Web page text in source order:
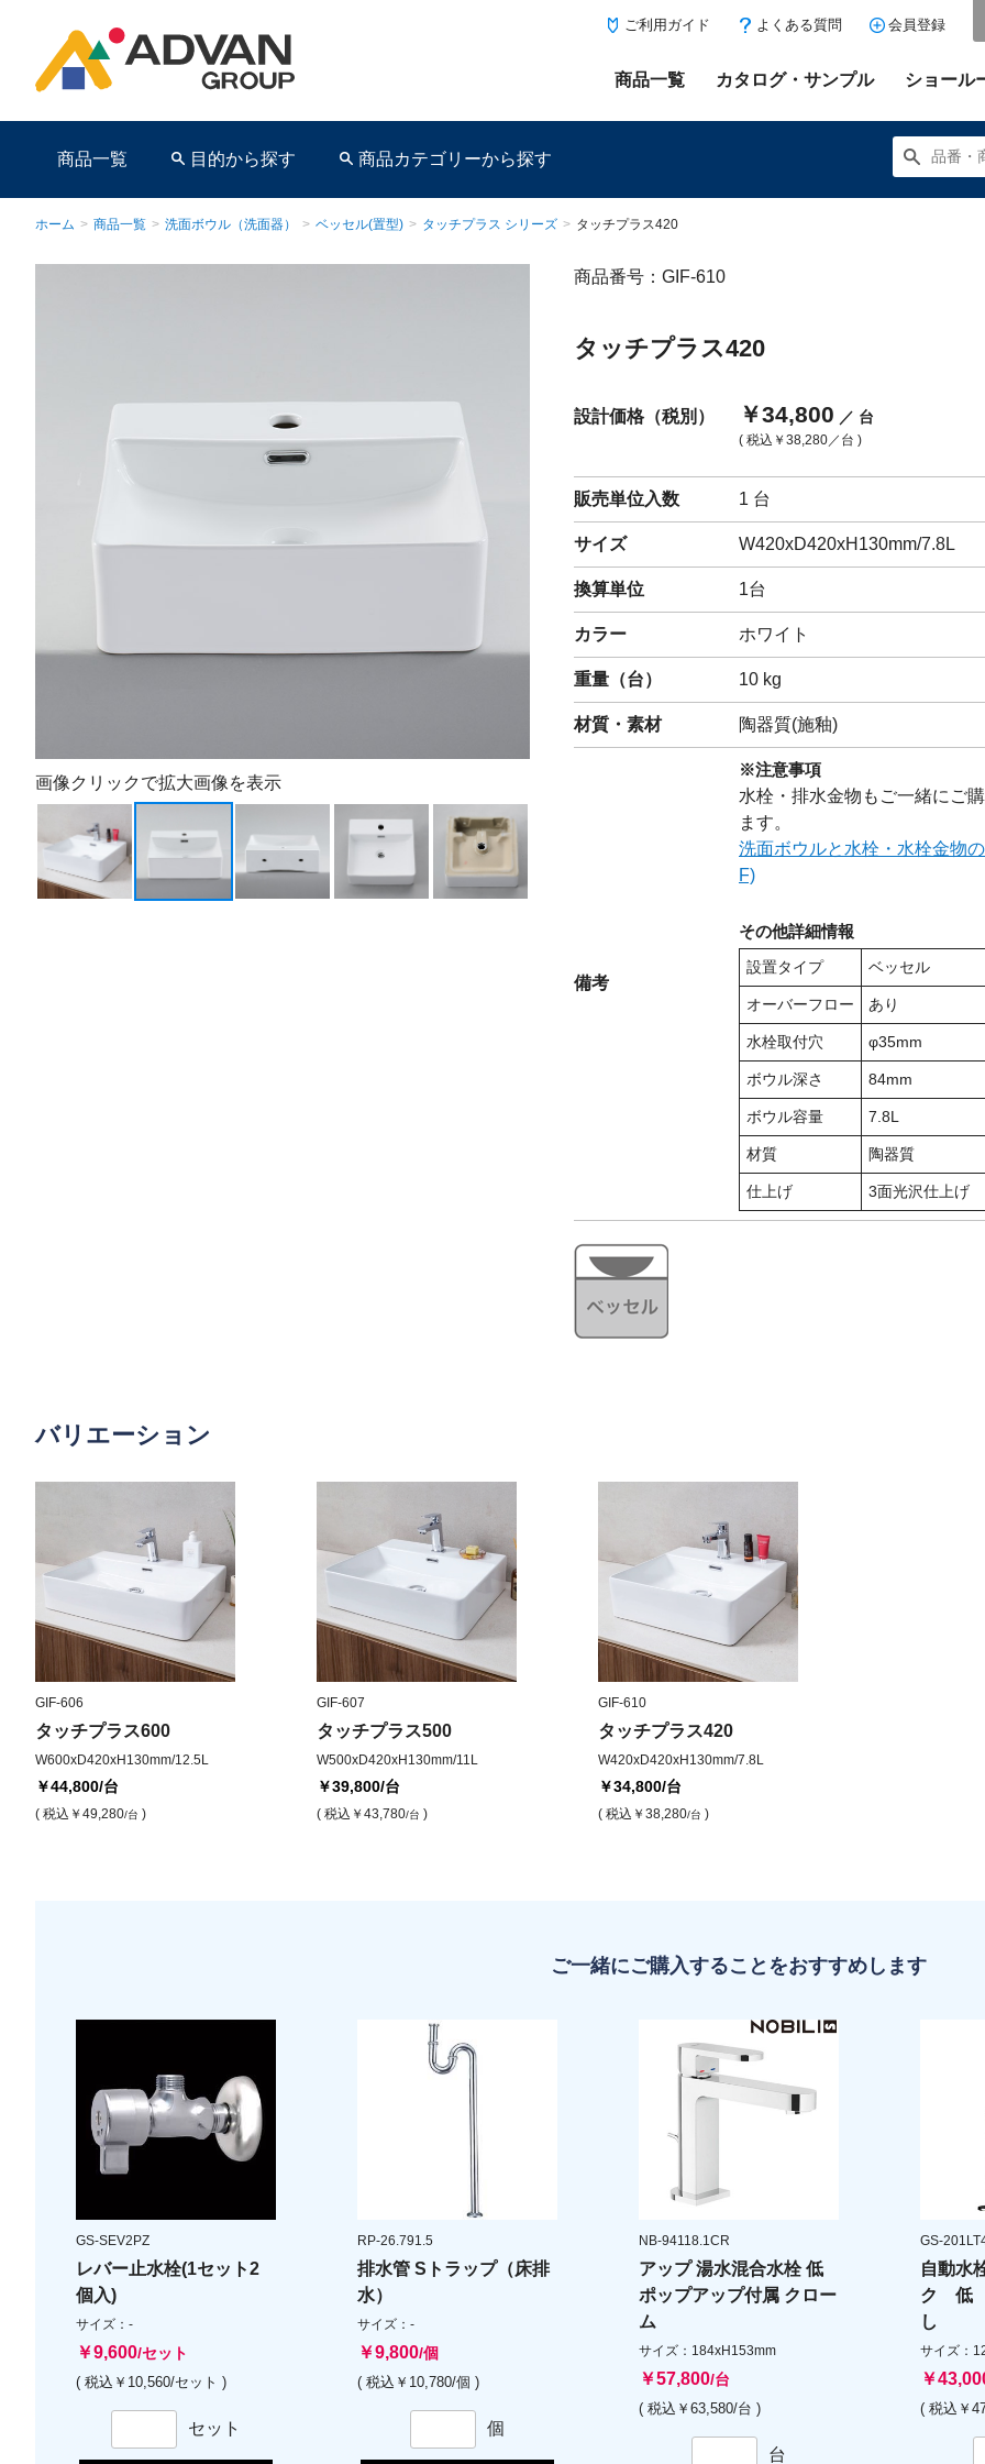
ご利用ガイド よくある質問 会員登録
商品一覧 カタログ・サンプル ショール
商品一覧 目的から探す 商品カテゴリーから探す
ホーム > 商品一覧 > 洗面ボウル（洗面器） > ベッセル(置型) > タッチプラス シリーズ > タッチプラス420
画像クリックで拡大画像を表示
商品番号：GIF-610
タッチプラス420
設計価格（税別） ￥34,800 ／ 台
( 税込 ￥38,280／台 )
販売単位入数 1 台
サイズ W420xD420xH130mm/7.8L
換算単位 1台
カラー ホワイト
重量（台） 10 kg
材質・素材 陶器質(施釉)
備考
※注意事項
水栓・排水金物もご一緒にご
ます。
洗面ボウルと水栓・水栓金物
F)
その他詳細情報
設置タイプ ベッセル
オーバーフロー あり
水栓取付穴 φ35mm
ボウル深さ 84mm
ボウル容量 7.8L
材質 陶器質
仕上げ 3面光沢仕上げ
バリエーション
GIF-606
タッチプラス600
W600xD420xH130mm/12.5L
￥44,800/台
( 税込 ￥49,280/台 )
GIF-607
タッチプラス500
W500xD420xH130mm/11L
￥39,800/台
( 税込 ￥43,780/台 )
GIF-610
タッチプラス420
W420xD420xH130mm/7.8L
￥34,800/台
( 税込 ￥38,280/台 )
ご一緒にご購入することをおすすめします
GS-SEV2PZ
レバー止水栓(1セット2
個入)
サイズ：-
￥9,600/セット
( 税込￥10,560/セット )
セット
RP-26.791.5
排水管 Sトラップ（床排
水）
サイズ：-
￥9,800/個
( 税込￥10,780/個 )
個
NB-94118.1CR
アップ 湯水混合水栓 低
ポップアップ付属 クロー
ム
サイズ：184xH153mm
￥57,800/台
( 税込￥63,580/台 )
台
GS-
自動水
ク 低
し
サイズ：
￥
( 税込￥